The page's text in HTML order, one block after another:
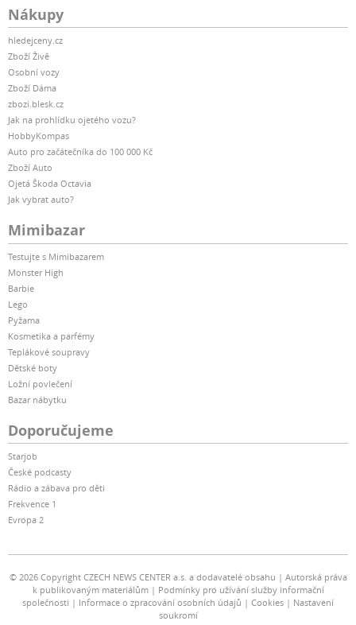
Nákupy
hledejceny.cz
Zboží Živě
Osobní vozy
Zboží Dáma
zbozi.blesk.cz
Jak na prohlídku ojetého vozu?
HobbyKompas
Auto pro začátečníka do 100 000 Kč
Zboží Auto
Ojetá Škoda Octavia
Jak vybrat auto?
Mimibazar
Testujte s Mimibazarem
Monster High
Barbie
Lego
Pyžama
Kosmetika a parfémy
Teplákové soupravy
Dětské boty
Ložní povlečení
Bazar nábytku
Doporučujeme
Starjob
České podcasty
Rádio a zábava pro děti
Frekvence 1
Evropa 2
© 2026 Copyright CZECH NEWS CENTER a.s. a dodavatelé obsahu
Autorská práva
k publikovaným materiálům
Podmínky pro užívání služby informační
společnosti
Informace o zpracování osobních údajů Cookies
Nastavení
soukromí